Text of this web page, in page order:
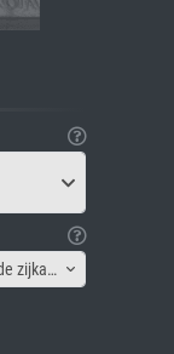
Canvas lijst - Afbeelding gespiegeld aan de zijkant